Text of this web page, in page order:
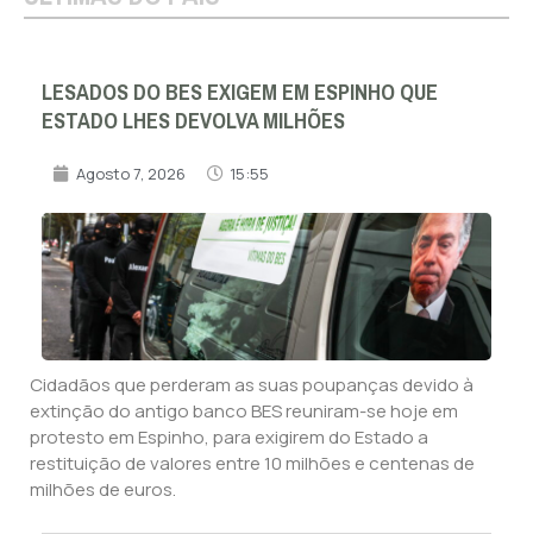
LESADOS DO BES EXIGEM EM ESPINHO QUE
ESTADO LHES DEVOLVA MILHÕES
Agosto 7, 2026 15:55
Cidadãos que perderam as suas poupanças devido à
extinção do antigo banco BES reuniram-se hoje em
protesto em Espinho, para exigirem do Estado a
restituição de valores entre 10 milhões e centenas de
milhões de euros.